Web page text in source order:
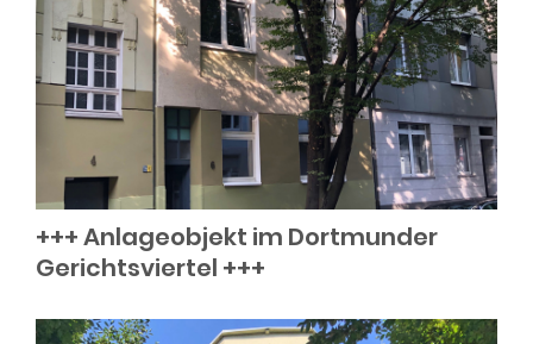
+++ Anlageobjekt im Dortmunder
Gerichtsviertel +++